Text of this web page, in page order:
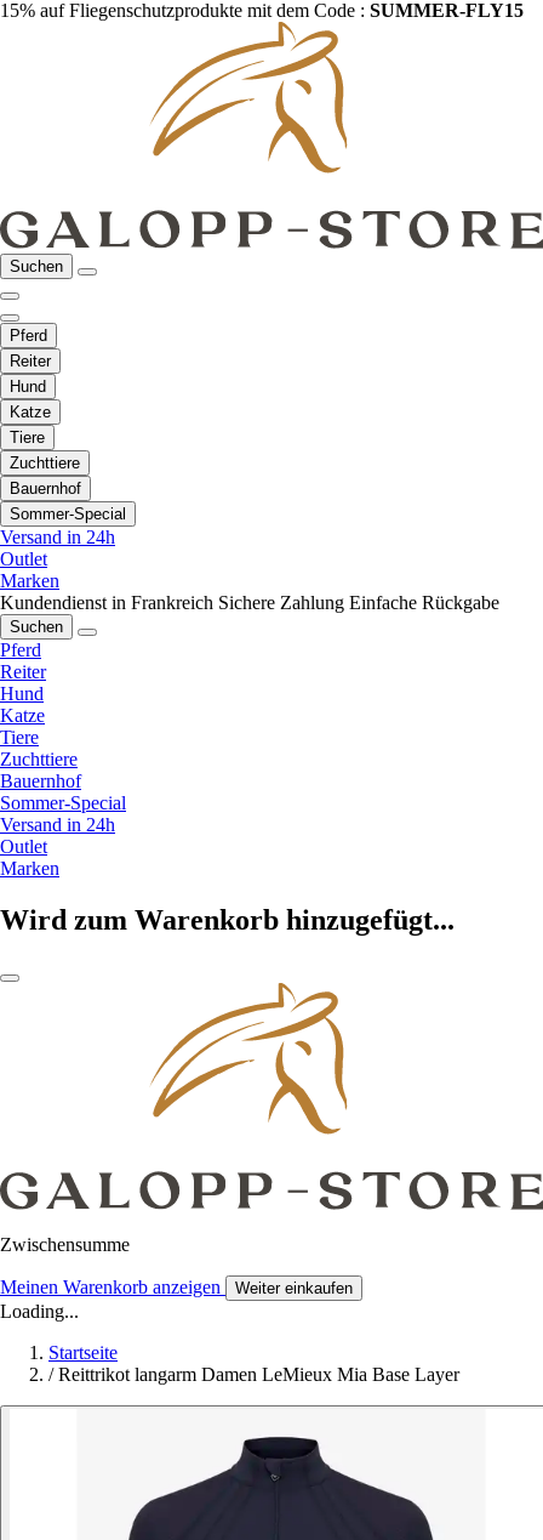
15% auf Fliegenschutzprodukte mit dem Code : SUMMER-FLY15
Suchen
Pferd
Reiter
Hund
Katze
Tiere
Zuchttiere
Bauernhof
Sommer-Special
Versand in 24h
Outlet
Marken
Kundendienst in Frankreich Sichere Zahlung Einfache Rückgabe
Suchen
Pferd
Reiter
Hund
Katze
Tiere
Zuchttiere
Bauernhof
Sommer-Special
Versand in 24h
Outlet
Marken
Wird zum Warenkorb hinzugefügt...
Zwischensumme
Meinen Warenkorb anzeigen Weiter einkaufen
Loading...
Startseite
/ Reittrikot langarm Damen LeMieux Mia Base Layer